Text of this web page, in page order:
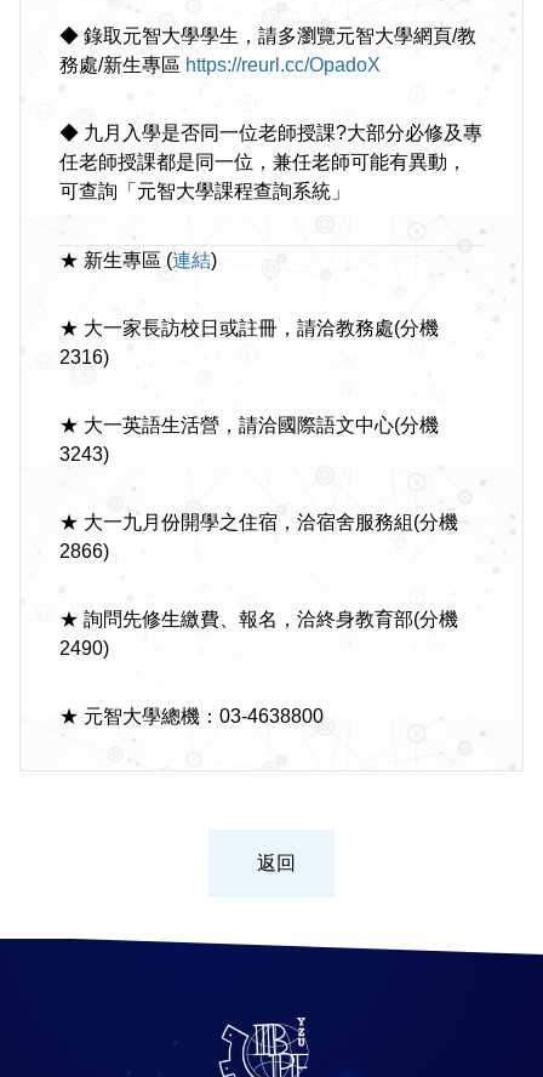
◆ 錄取元智大學學生，請多瀏覽元智大學網頁/教
務處/新生專區 https://reurl.cc/OpadoX
◆ 九月入學是否同一位老師授課?大部分必修及專
任老師授課都是同一位，兼任老師可能有異動，
可查詢「元智大學課程查詢系統」
★ 新生專區 (連結)
★ 大一家長訪校日或註冊，請洽教務處(分機
2316)
★ 大一英語生活營，請洽國際語文中心(分機
3243)
★ 大一九月份開學之住宿，洽宿舍服務組(分機
2866)
★ 詢問先修生繳費、報名，洽終身教育部(分機
2490)
★ 元智大學總機：03-4638800
返回